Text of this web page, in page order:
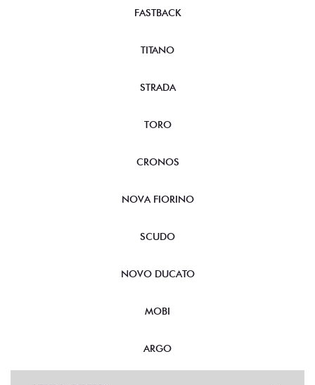
FASTBACK
TITANO
STRADA
TORO
CRONOS
NOVA FIORINO
SCUDO
NOVO DUCATO
MOBI
ARGO